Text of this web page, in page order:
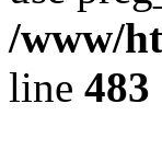
/www/
line 483